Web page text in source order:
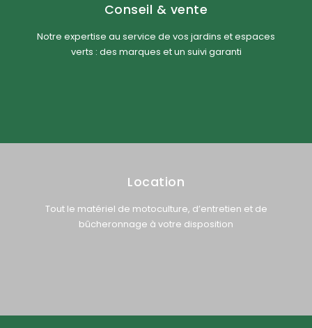
Conseil & vente
Notre expertise au service de vos jardins et espaces
verts : des marques et un suivi garanti
Location
Tout le matériel de motoculture, d’entretien et de
bûcheronnage à votre disposition